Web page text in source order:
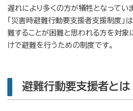
遅れにより多くの方が犠牲となっていま
「災害時避難行動要支援者支援制度」
難することが困難と思われる方を対象
けで避難を行うための制度です。
避難行動要支援者とは